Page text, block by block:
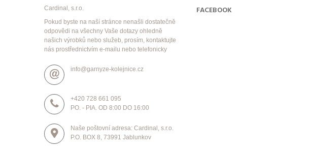
Cardinal, s.r.o.
Pokud byste na naší stránce nenašli dostatečně
odpovědi na všechny Vaše dotazy ohledně
našich výrobků nebo služeb, prosím, kontaktujte
nás prostřednictvím e-mailu nebo telefonicky
info@garnyze-kolejnice.cz
+420 728 661 095
PO. - PIA. OD 8:00 DO 16:00
Naše poštovní adresa: Cardinal, s.r.o.
P.O. BOX 8, 73991 Jablunkov
FACEBOOK